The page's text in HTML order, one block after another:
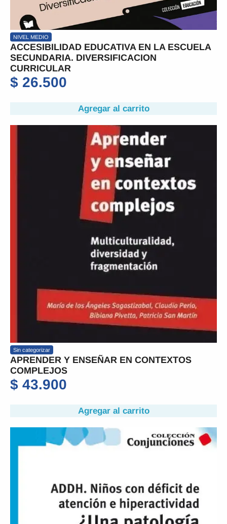
NIVEL MEDIO
ACCESIBILIDAD EDUCATIVA EN LA ESCUELA
SECUNDARIA. DIVERSIFICACION
CURRICULAR
$ 26.500
Agregar al carrito
Sin categorizar
APRENDER Y ENSEÑAR EN CONTEXTOS
COMPLEJOS
$ 43.900
Agregar al carrito